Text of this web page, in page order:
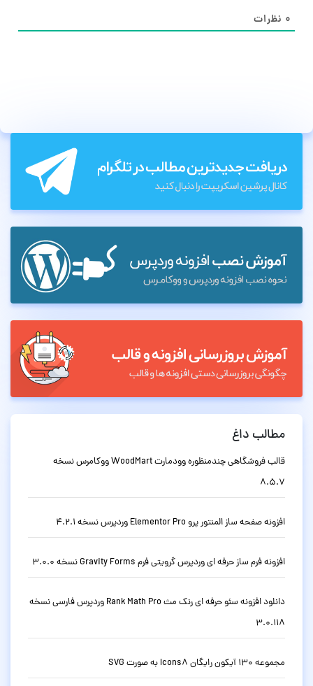
۰ نظرات
مطالب داغ
قالب فروشگاهی چندمنظوره وودمارت WoodMart ووکامرس نسخه
8.5.7
افزونه صفحه ساز المنتور پرو Elementor Pro وردپرس نسخه 4.2.1
افزونه فرم ساز حرفه ای وردپرس گرویتی فرم Gravity Forms نسخه 3.0.0
دانلود افزونه سئو حرفه ای رنک مث Rank Math Pro وردپرس فارسی نسخه
3.0.118
مجموعه 130 آیکون رایگان Icons8 به صورت SVG